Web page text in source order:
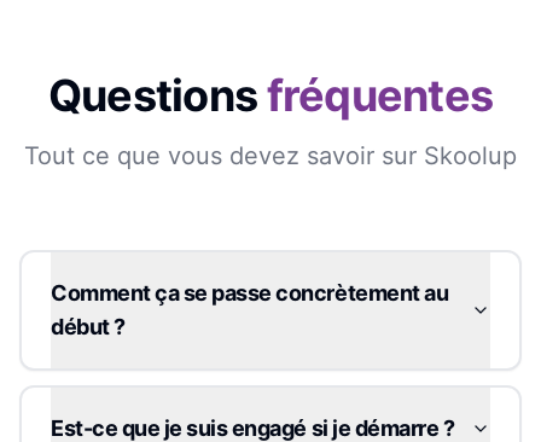
Questionsfréquentes
Tout ce que vous devez savoir sur Skoolup
Comment ça se passe concrètement au
début ?
Est-ce que je suis engagé si je démarre ?